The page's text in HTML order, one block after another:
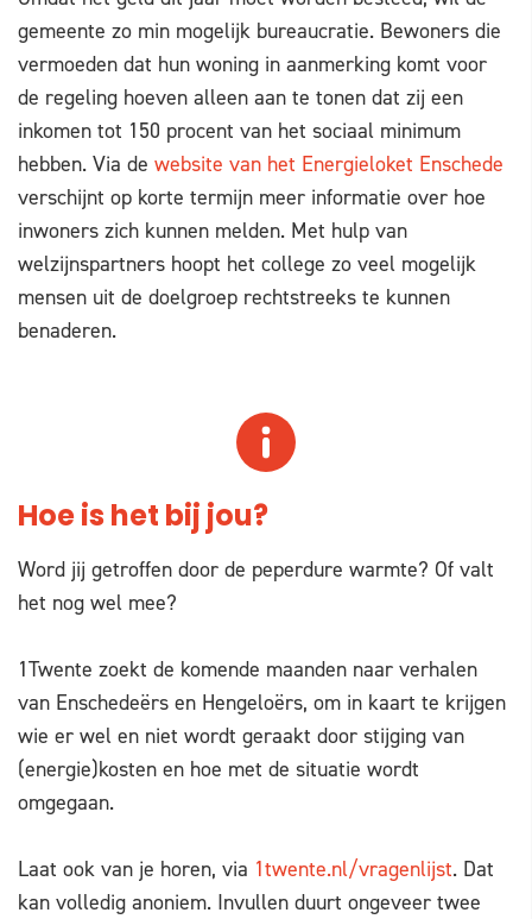
gemeente zo min mogelijk bureaucratie. Bewoners die
vermoeden dat hun woning in aanmerking komt voor
de regeling hoeven alleen aan te tonen dat zij een
inkomen tot 150 procent van het sociaal minimum
hebben. Via de website van het Energieloket Enschede
verschijnt op korte termijn meer informatie over hoe
inwoners zich kunnen melden. Met hulp van
welzijnspartners hoopt het college zo veel mogelijk
mensen uit de doelgroep rechtstreeks te kunnen
benaderen.
Hoe is het bij jou?
Word jij getroffen door de peperdure warmte? Of valt
het nog wel mee?
1Twente zoekt de komende maanden naar verhalen
van Enschedeërs en Hengeloërs, om in kaart te krijgen
wie er wel en niet wordt geraakt door stijging van
(energie)kosten en hoe met de situatie wordt
omgegaan.
Laat ook van je horen, via 1twente.nl/vragenlijst. Dat
kan volledig anoniem. Invullen duurt ongeveer twee